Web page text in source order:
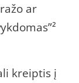
ar
kreiptis į